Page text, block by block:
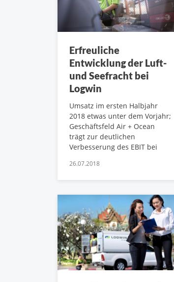
Erfreuliche
Entwicklung der Luft-
und Seefracht bei
Logwin
Umsatz im ersten Halbjahr
2018 etwas unter dem Vorjahr;
Geschäftsfeld Air + Ocean
trägt zur deutlichen
Verbesserung des EBIT bei
26.07.2018